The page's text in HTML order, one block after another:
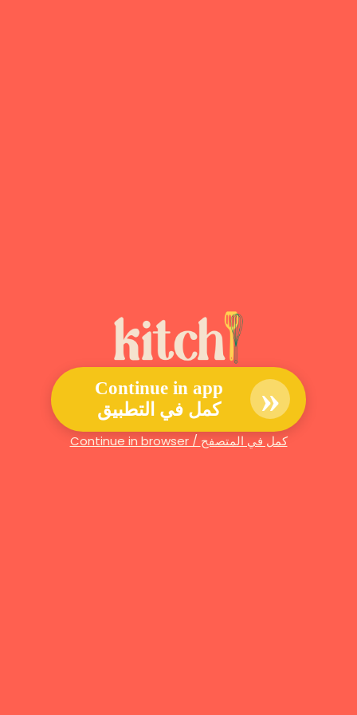
Continue in app
كمل في التطبيق
»
Continue in browser / كمل في المتصفح